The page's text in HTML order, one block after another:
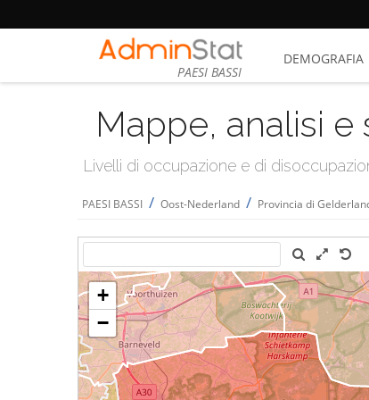
PAESI BASSI
DEMOGRAFIA
Mappe, analisi
Livelli di occupazione e di
PAESI BASSI / Oost-Nederland / Provincia di